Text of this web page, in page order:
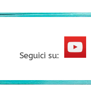
Seguici su: